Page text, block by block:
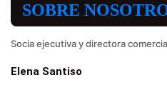
SOBRE
Socia ejecutiva y directora
Elena Santiso